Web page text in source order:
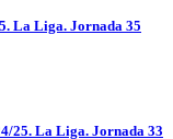
La Liga. Jornada 35
25. La Liga. Jornada 33